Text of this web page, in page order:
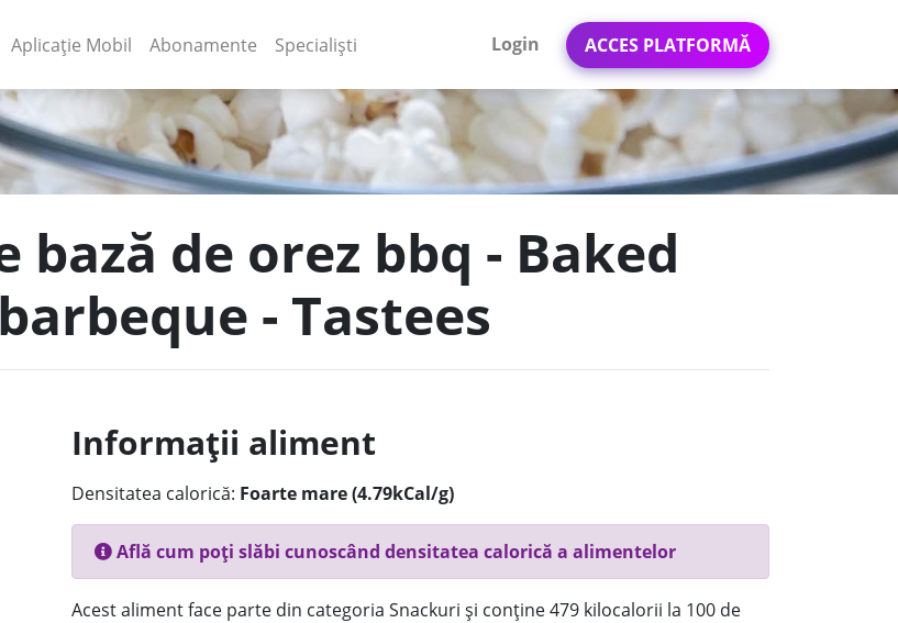
(current)
Aplicație Mobil (current)
Abonamente Specialiști Login ACCES PLATFORMĂ
bază de orez bbq - Baked
- Tastees
Informații aliment
Densitatea calorică: Foarte mare (4.79kCal/g)
Află cum poți slăbi cunoscând densitatea calorică a alimentelor
Acest aliment face parte din categoria Snackuri și conține 479 kilocalorii la 100 de